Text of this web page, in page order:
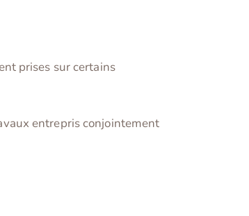
prises sur certains
entrepris conjointement